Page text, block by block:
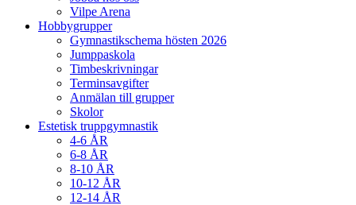
Vilpe Arena
Hobbygrupper
Gymnastikschema hösten 2026
Jumppaskola
Timbeskrivningar
Terminsavgifter
Anmälan till grupper
Skolor
Estetisk truppgymnastik
4-6 ÅR
6-8 ÅR
8-10 ÅR
10-12 ÅR
12-14 ÅR